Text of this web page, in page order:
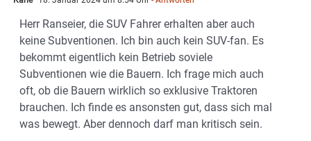
Herr Ranseier, die SUV Fahrer erhalten aber auch
keine Subventionen. Ich bin auch kein SUV-fan. Es
bekommt eigentlich kein Betrieb soviele
Subventionen wie die Bauern. Ich frage mich auch
oft, ob die Bauern wirklich so exklusive Traktoren
brauchen. Ich finde es ansonsten gut, dass sich mal
was bewegt. Aber dennoch darf man kritisch sein.